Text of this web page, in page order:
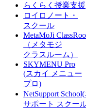
らくらく授業支援
ロイロノート・
スクール
MetaMoJi
（メタモジ
クラスルーム）
SKYMENU Pro
(スカイ メニュー
プロ)
NetSupport
サポート スクー